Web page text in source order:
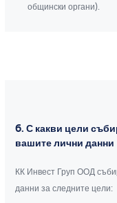
общински органи).
6. С какви цели
вашите лични данни
КК Инвест Груп ООД
данни за следните цели: